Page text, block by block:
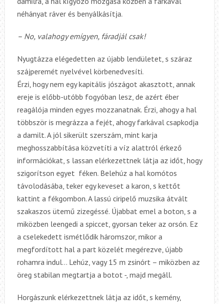
néhányat ráver és benyálkásítja.
– No, valahogy emígyen, fáradjál csak!
Nyugtázza elégedetten az újabb lendületet, s száraz
szájperemét nyelvével körbenedvesíti.
Érzi, hogy nem egy kapitális jószágot akasztott, annak
ereje is előbb-utóbb fogyóban lesz, de azért éber
reagálója minden egyes mozzanatnak. Érzi, ahogy a hal
többször is megrázza a fejét, ahogy farkával csapkodja
a damilt. A jól sikerült szerszám, mint karja
meghosszabbítása közvetíti a víz alattról érkező
információkat, s lassan elérkezettnek látja az időt, hogy
szigorítson egyet féken. Belehúz a hal komótos
távolodásába, teker egy keveset a karon, s kettőt
kattint a fékgombon. A lassú ciripelő muzsika átvált
szakaszos ütemű zizegéssé. Újabbat emel a boton, s a
miközben leengedi a spiccet, gyorsan teker az orsón. Ez
a cselekedett ismétlődik háromszor, mikor a
megfordított hal a part közelét megérezve, újabb
rohamra indul… Lehúz, vagy 15 m zsinórt – miközben az
öreg stabilan megtartja a botot -, majd megáll.
Horgászunk elérkezettnek látja az időt, s kemény,